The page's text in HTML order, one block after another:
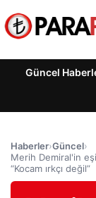
Güncel
Haberler›Güncel›
Merih Demiral'in
“Kocam ırkçı değil”